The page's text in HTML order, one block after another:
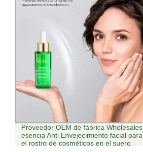
Suero facial de alta calidad de vitamina
C al por mayor antiaging Moisturizing
Suero facial